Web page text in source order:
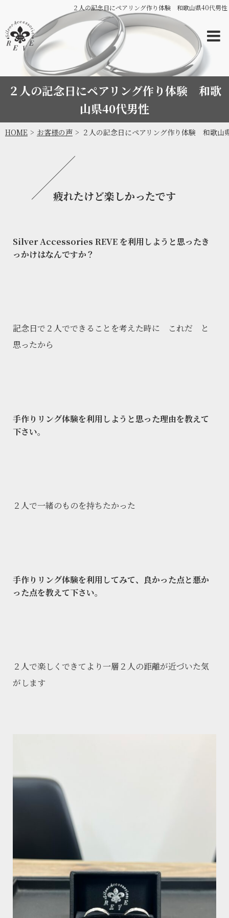
２人の記念日にペアリング作り体験 和歌山県40代男性
２人の記念日にペアリング作り体験 和歌
山県40代男性
HOME お客様の声 ２人の記念日にペアリング作り体験 和歌山
疲れたけど楽しかったです
Silver Accessories REVE を利用しようと思ったき
っかけはなんですか？
記念日で２人でできることを考えた時に これだ と
思ったから
手作りリング体験を利用しようと思った理由を教えて
下さい。
２人で一緒のものを持ちたかった
手作りリング体験を利用してみて、良かった点と悪か
った点を教えて下さい。
２人で楽しくできてより一層２人の距離が近づいた気
がします